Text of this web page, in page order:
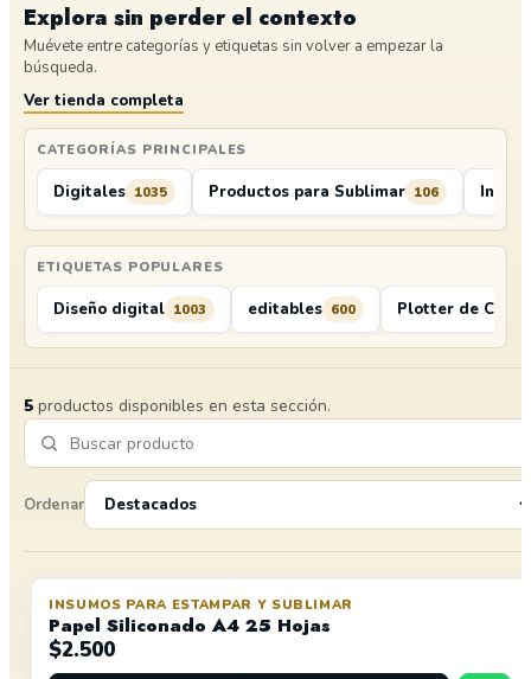
Explora sin perder el contexto
Muévete entre categorías y etiquetas sin volver a empezar la
búsqueda.
Ver tienda completa
CATEGORÍAS PRINCIPALES
Digitales 1035 Productos para Sublimar 106
ETIQUETAS POPULARES
Diseño digital 1003 editables 600 Plotter de Corte
5 productos disponibles en esta sección.
Ordenar
INSUMOS PARA ESTAMPAR Y SUBLIMAR
Papel Siliconado A4 25 Hojas
$2.500